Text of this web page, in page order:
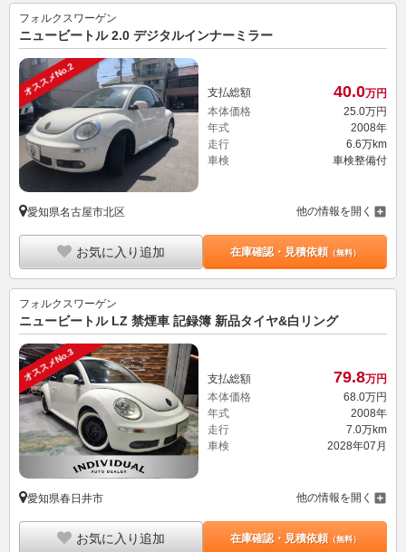
フォルクスワーゲン
ニュービートル 2.0 デジタルインナーミラー
オススメNo.2 支払総額 40.0万円
本体価格
25. 0万円
年式
2008年
走行
6.6万km
車検
車検整備付
愛知県名古屋市北区 他の情報を開く
お気に入り追加 在庫確認・見積依頼（無料）
フォルクスワーゲン
ニュービートル LZ 禁煙車 記録簿 新品タイヤ&白リング
オススメNo.3 支払総額 79.8万円
本体価格
68.0万円
年式
2008年
走行
7.0万km
車検
2028年07月
愛知県春日井市 他の情報を開く
お気に入り追加 在庫確認・見積依頼（無料）